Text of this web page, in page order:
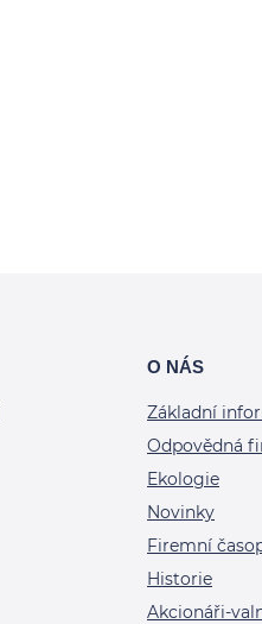
O NÁS
Základní
Odpovědná
Ekologie
Novinky
Firemní
Historie
Akcionáři-